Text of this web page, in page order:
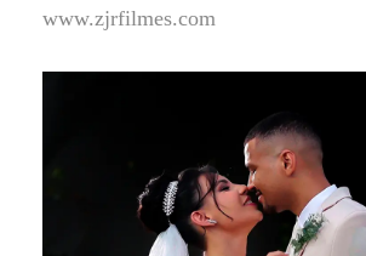
www.zjrfilmes.com